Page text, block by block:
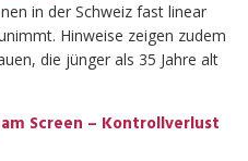
in der Schweiz fast linear
Hinweise zeigen zudem
die jünger als 35 Jahre alt
Screen – Kontrollverlust